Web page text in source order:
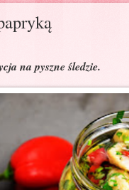
na pyszne śledzie.